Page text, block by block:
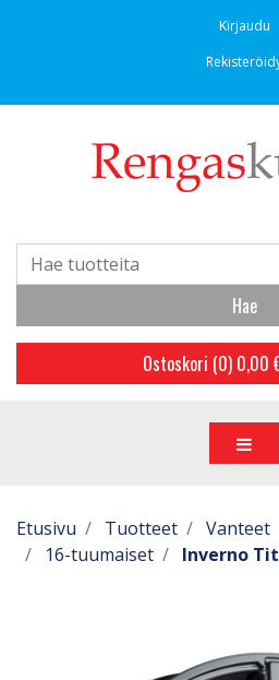
Kirjaudu
Hae
Ostoskori (0) 0,00
Etusivu Tuotteet Vanteet
16-tuumaiset
Inverno